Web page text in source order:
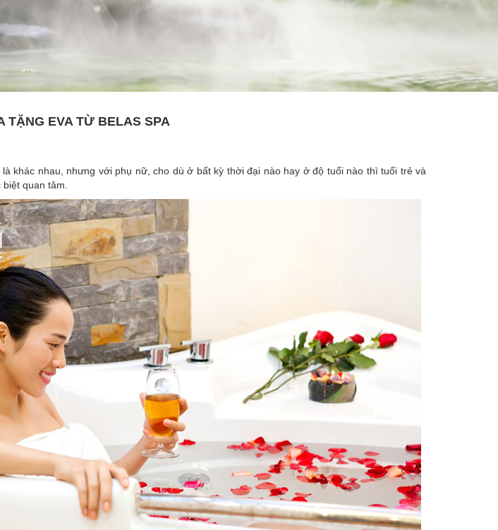
TẶNG EVA TỪ BELAS SPA
khác nhau, nhưng với phụ nữ, cho dù ở bất kỳ thời đại nào hay ở độ tuổi nào thì tuổi trẻ và
quan tâm.